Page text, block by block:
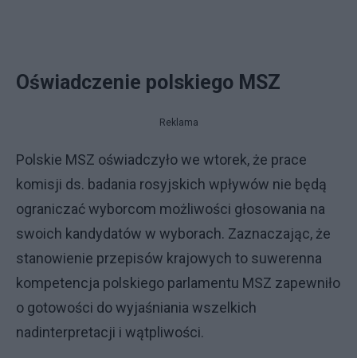
Oświadczenie polskiego MSZ
Reklama
Polskie MSZ oświadczyło we wtorek, że prace
komisji ds. badania rosyjskich wpływów nie będą
ograniczać wyborcom możliwości głosowania na
swoich kandydatów w wyborach. Zaznaczając, że
stanowienie przepisów krajowych to suwerenna
kompetencja polskiego parlamentu MSZ zapewniło
o gotowości do wyjaśniania wszelkich
nadinterpretacji i wątpliwości.